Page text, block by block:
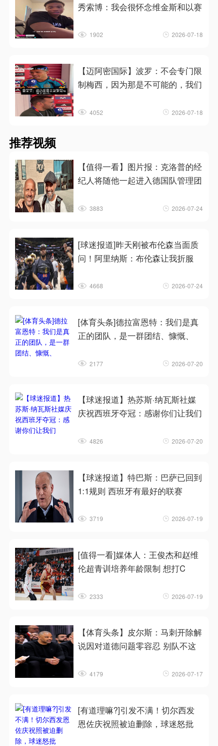
秀索博：我会很怀念维金斯和以赛
1902 2026-07-18
【迈阿密国际】波罗：不会专门限
制梅西，因为那是不可能的，我们
4052 2026-07-18
推荐视频
【值得一看】图片报：克洛普的经
纪人将随他一起进入德国队管理团
3883 2026-07-24
[球迷报道]昨天刚被布伦森当面质
问！阿里纳斯：布伦森让我折服
4668 2026-07-24
[体育头条]德拉富恩特：我们是真
正的团队，是一群团结、慷慨、
2177 2026-07-20
【球迷报道】热苏斯·纳瓦斯社媒
庆祝西班牙夺冠：感谢你们让我们
4826 2026-07-20
【球迷报道】特巴斯：巴萨已回到
1:1规则 西班牙有最好的联赛
3719 2026-07-19
[值得一看]媒体人：王俊杰和赵维
伦超青训培养年龄限制 想打C
2333 2026-07-19
【体育头条】皮尔斯：马刺开除解
说因对道德问题零容忍 别队不这
4179 2026-07-17
[有道理嘛?]引发不满！切尔西发
恩佐庆祝照被迫删除，球迷怒批